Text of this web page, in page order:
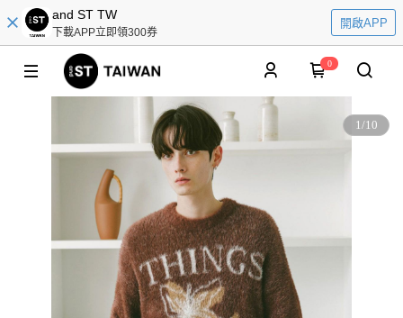
and ST TW
下載APP立即領300券
開啟APP
0
1/10